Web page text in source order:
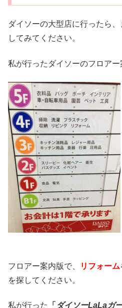
ダイソーの大型店に行ったら
してみてください。
私が行ったダイソーのフロアー
フロアー案内版で、 リフォーム
を探してください。
私が行った 「 ダイソーLaLaガ